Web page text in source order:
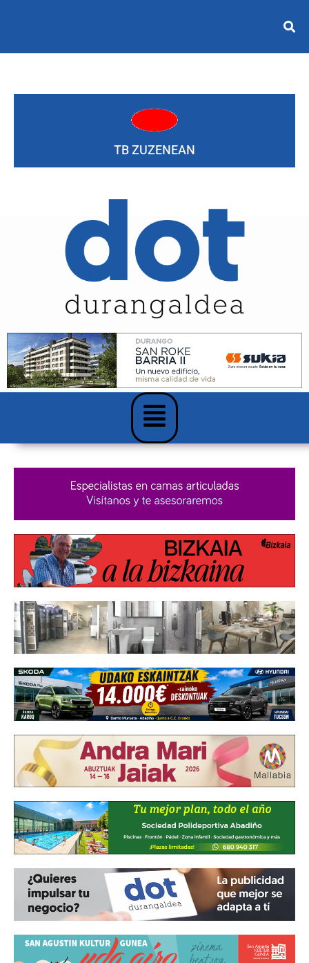
TB ZUZENEAN